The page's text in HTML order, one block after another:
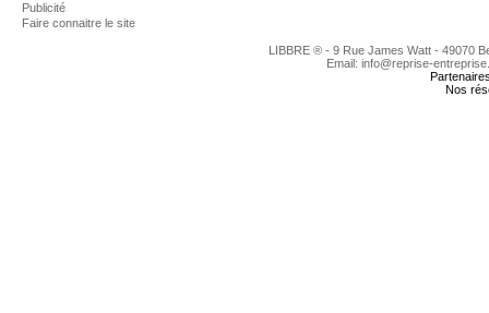
Publicité
Faire connaitre le site
LIBBRE ® - 9 Rue James Watt - 49070
Email: info@reprise-
Nos